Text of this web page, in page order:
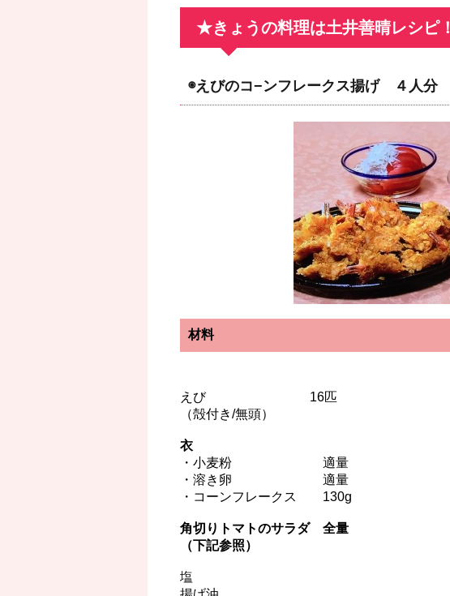
★きょうの料理は土井善晴レシピ！
◉えびのコ−ンフレークス揚げ ４人分
材料
えび 16匹
（殻付き/無頭）
衣
・小麦粉 適量
・溶き卵 適量
・コーンフレークス 130g
角切りトマトのサラダ 全量
（下記参照）
塩